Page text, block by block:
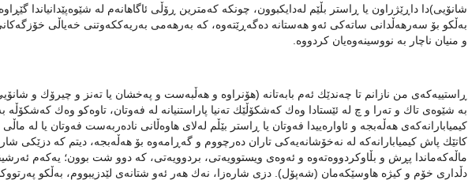
شانۆیی)دا داڕێژراون یا ڕاستر بڵێم لەدایكبوون، چونكە كەمترین ڕۆڵی ئاگاهانەم لە شێوەپێدانیاندا
بەڵكو بۆ سەرهەڵدانی ساتەكی ئەو هەستانە دەگەڕێتەوە، كە بەرهەمی بەریەككەوتنی خەیاڵی
و منیان ناچار بە نووسینەوەیان كردووە.
ڕاستییەكەی من نازانم تا چەندێك ئەم بابەتانە (هۆنراوە و هەڵبەست و پەخشان یا تەنز و چیرۆك و
بە شێوەی تاك و تەرا و چ لە ئێستادا وەك كەشكۆڵێك تەنیا پاراستنیانە لە فەوتان، تاوەكو وەك كەشكۆڵە
كیمیابارانەكەی هەڵەبجە و ئاوارەییدا فەوتان یا ڕاستر بێڵم لەلای هاوەڵانی نادەربەست فەوتان یا لە
كاتێك پاش كیمیابارانەكە لە نەخۆشانەیەكی تاران دەرچووم و گەڕامەوە بۆ هەڵەبجە، دیتم كە دزێكی
ماڵەكەماندا پڕش و بڵاوكردووەتەوە و ئەوەی ویستوویەتی، بردوویەتی، كە دوو شت بوون؛ یەكەم
دڵداری خۆم و كیژە ھاوسێكەمان (شەپۆل). دزی شارەزا، نەك هەر ئەو شتانەی لێدزیبووم، بەڵكو